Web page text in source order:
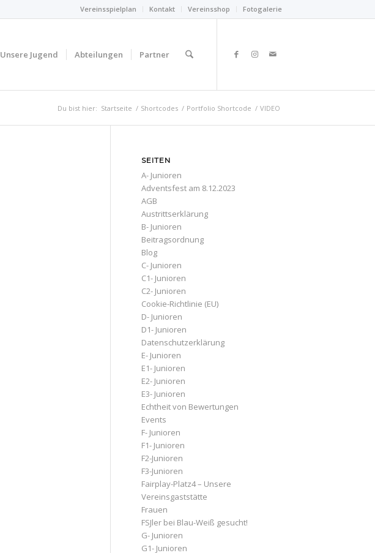
Vereinsspielplan Kontakt Vereinsshop Fotogalerie
Unsere Jugend Abteilungen Partner
Du bist hier: Startseite / Shortcodes / Portfolio Shortcode / VIDEO
SEITEN
A- Junioren
Adventsfest am 8.12.2023
AGB
Austrittserklärung
B- Junioren
Beitragsordnung
Blog
C- Junioren
C1- Junioren
C2- Junioren
Cookie-Richtlinie (EU)
D- Junioren
D1- Junioren
Datenschutzerklärung
E- Junioren
E1- Junioren
E2- Junioren
E3- Junioren
Echtheit von Bewertungen
Events
F- Junioren
F1- Junioren
F2-Junioren
F3-Junioren
Fairplay-Platz4 – Unsere
Vereinsgaststätte
Frauen
FSJler bei Blau-Weiß gesucht!
G- Junioren
G1- Junioren